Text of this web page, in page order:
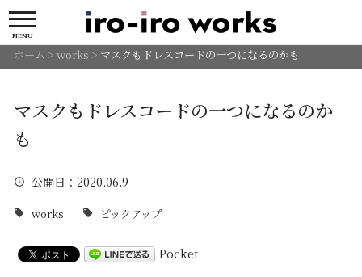
MENU
ホーム > works > マスクもドレスコードの一つになるのかも
マスクもドレスコードの一つになるのか
も
公開日 ：2020.06.9
works ピックアップ
Pocket